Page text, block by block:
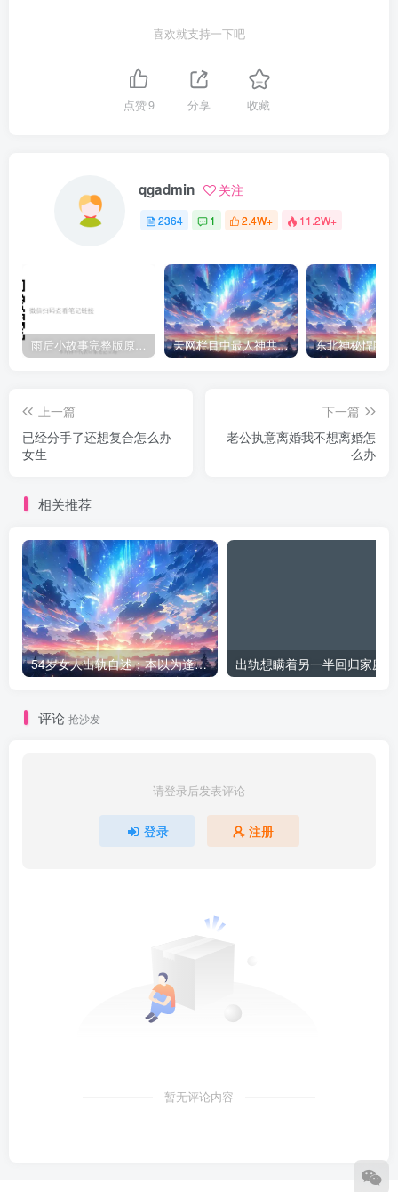
喜欢就支持一下吧
点赞9 分享 收藏
qgadmin 关注
2364 1 2.4W+ 11.2W+
雨后小故事完整版原片动态图（图+文字解说版） 天网栏目中最人神共愤的一期《消失的夫妻》
上一篇
已经分手了还想复合怎么办
女生
下一篇
老公执意离婚我不想离婚怎
么办
相关推荐
54岁女人出轨自述：本以为逢场作戏
评论 抢沙发
请登录后发表评论
登录 注册
暂无评论内容